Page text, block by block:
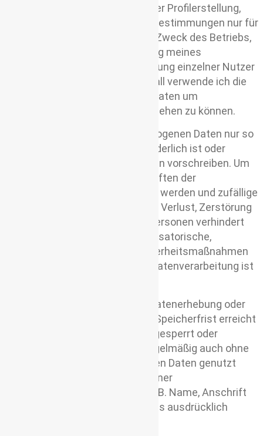
Person des Nutzers oder sonstiger Profilerstellung,
entsprechend den gesetzlichen Bestimmungen nur für
statistische Auswertungen zum Zweck des Betriebs,
der Sicherheit und der Optimierung meines
Onlineangebotes. Eine Identifizierung einzelner Nutzer
ist mir nicht möglich. In keinem Fall verwende ich die
erhobenen personenbezogenen Daten um
Rückschlüsse auf deine Person ziehen zu können.
Ich speichere deine personenbezogenen Daten nur so
lange, wie es für den Zweck erforderlich ist oder
gesetzliche Aufbewahrungsfristen vorschreiben. Um
sicherzustellen, dass die Vorschriften der
Datenschutzgesetze eingehalten werden und zufällige
oder vorsätzliche Manipulationen, Verlust, Zerstörung
oder der Zugriff unberechtigter Personen verhindert
wird, habe ich umfassende organisatorische,
vertragliche und technische Sicherheitsmaßnahmen
getroffen. Rechtsgrundlage der Datenverarbeitung ist
Nach Wegfall des Zweckes der Datenerhebung oder
wenn das Ende der gesetzlichen Speicherfrist erreicht
ist, werden die erhobenen Daten gesperrt oder
gelöscht. Meine Website kann regelmäßig auch ohne
die Weitergabe deiner persönlichen Daten genutzt
werden. Erfolgt eine Erhebung deiner
personenbezogenen Daten, wie z.B. Name, Anschrift
oder Email-Adresse, so erfolgt dies ausdrücklich